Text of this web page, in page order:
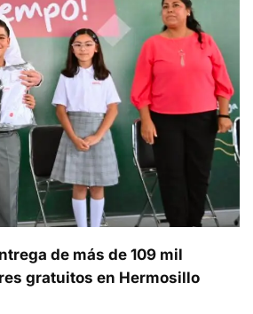
de más de 109 mil
gratuitos en Hermosillo